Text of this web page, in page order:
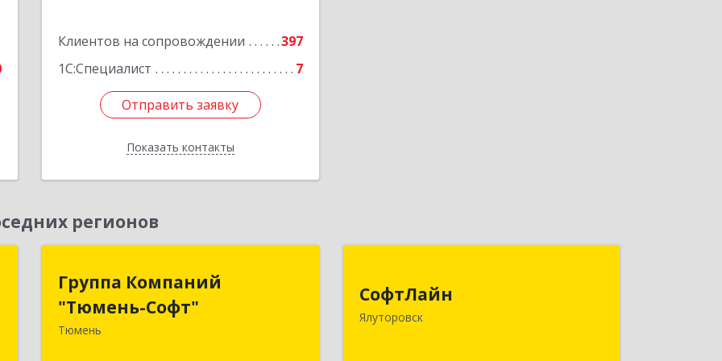
Клиентов на сопровождении
397
1С:Специалист
7
Отправить заявку
Показать контакты
Отправить заявку
Назад
регионов
Группа Компаний
"Тюмень-Софт"
Тюмень
Группа Компаний
"Тюмень-Софт"
625048, Тюменская обл, Тюмень г,
СофтЛайн
Ялуторовск
627010, Тюменская обл, Ялуторовский
р-н, Ялуторовск г, Ленина ул, дом №